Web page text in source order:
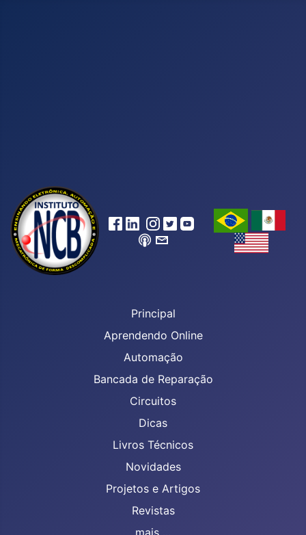
Principal
Aprendendo Online
Automação
Bancada de Reparação
Circuitos
Dicas
Livros Técnicos
Novidades
Projetos e Artigos
Revistas
mais ...